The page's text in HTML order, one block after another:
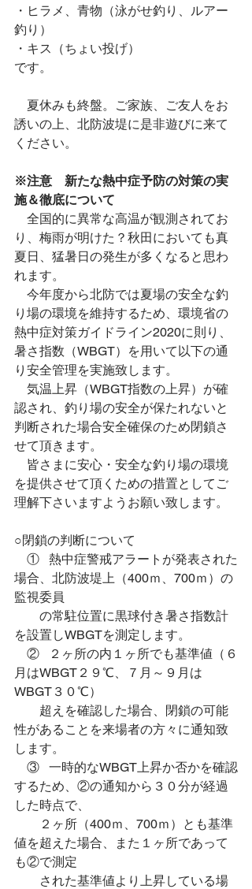
・ヒラメ、青物（泳がせ釣り、ルアー
釣り）
・キス（ちょい投げ）
です。
夏休みも終盤。ご家族、ご友人をお
誘いの上、北防波堤に是非遊びに来て
ください。
※注意　新たな熱中症予防の対策の実
施＆徹底について
全国的に異常な高温が観測されてお
り、梅雨が明けた？秋田においても真
夏日、猛暑日の発生が多くなると思わ
れます。
今年度から北防では夏場の安全な釣
り場の環境を維持するため、環境省の
熱中症対策ガイドライン2020に則り、
暑さ指数（WBGT）を用いて以下の通
り安全管理を実施致します。
気温上昇（WBGT指数の上昇）が確
認され、釣り場の安全が保たれないと
判断された場合安全確保のため閉鎖さ
せて頂きます。
皆さまに安心・安全な釣り場の環境
を提供させて頂くための措置としてご
理解下さいますようお願い致します。
○閉鎖の判断について
①   熱中症警戒アラートが発表された
場合、北防波堤上（400ｍ、700ｍ）の
監視委員
の常駐位置に黒球付き暑さ指数計
を設置しWBGTを測定します。
②   ２ヶ所の内１ヶ所でも基準値（６
月はWBGT２９℃、７月～９月は
WBGT３０℃）
超えを確認した場合、閉鎖の可能
性があることを来場者の方々に通知致
します。
③   一時的なWBGT上昇か否かを確認
するため、②の通知から３０分が経過
した時点で、
２ヶ所（400ｍ、700ｍ）とも基準
値を超えた場合、また１ヶ所であって
も②で測定
された基準値より上昇している場